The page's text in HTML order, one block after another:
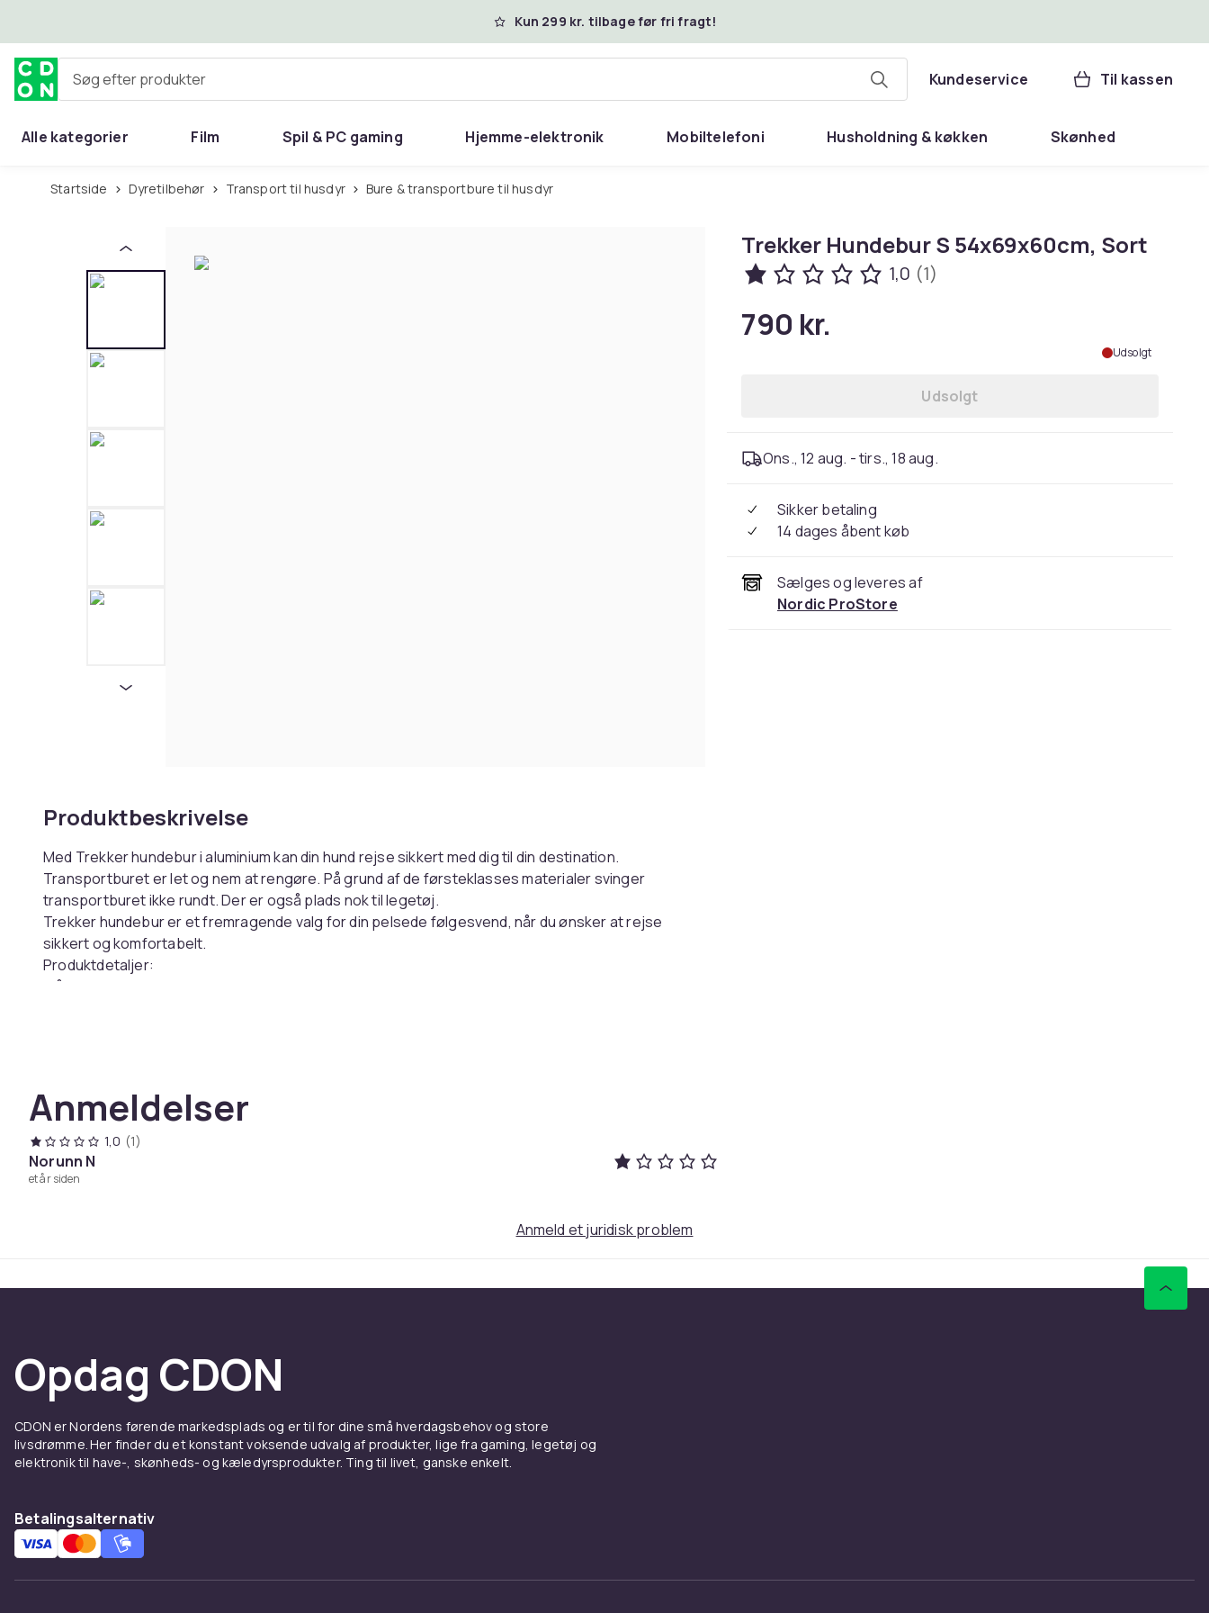
Kun 299 kr. tilbage før fri fragt!
Søg efter produkter Kundeservice Til kassen
Alle kategorier Film Spil & PC gaming Hjemme-elektronik Mobiltelefoni Husholdning & køkken Skønhed
Hjem & have
Startside Dyretilbehør Transport til husdyr Bure & transportbure til husdyr
Produktbeskrivelse
Med Trekker hundebur i aluminium kan din hund rejse sikkert med dig til din destination.
Transportburet er let og nem at rengøre. På grund af de førsteklasses materialer svinger
transportburet ikke rundt. Der er også plads nok til legetøj.
Trekker hundebur er et fremragende valg for din pelsede følgesvend, når du ønsker at rejse
sikkert og komfortabelt.
Produktdetaljer:
Mål: 54x69x60cm
sikre, at hundebur passer ind i din bil.
Produktsikkerhedsinformation
Anmeldelser
1,0 (1)
Norunn N
et år siden
Trekker Hundebur S 54x69x60cm, Sort
1,0 (1)
790 kr.
Udsolgt
Udsolgt
Ons., 12 aug. - tirs., 18 aug.
Sikker betaling
14 dages åbent køb
Sælges og leveres af
Nordic ProStore
Anmeld et juridisk problem
Opdag CDON
CDON er Nordens førende markedsplads og er til for dine små hverdagsbehov og store
livsdrømme. Her finder du et konstant voksende udvalg af produkter, lige fra gaming, legetøj og
elektronik til have-, skønheds- og kæledyrsprodukter. Ting til livet, ganske enkelt.
Betalingsalternativ